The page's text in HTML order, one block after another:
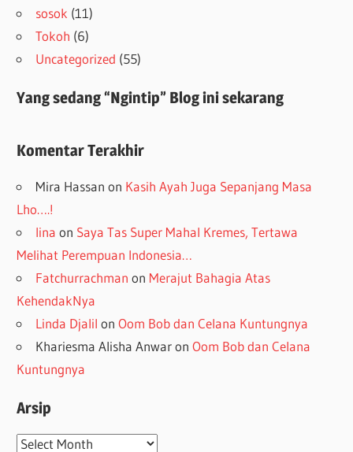
sosok (11)
Tokoh (6)
Uncategorized (55)
Yang sedang “Ngintip” Blog ini sekarang
Komentar Terakhir
Mira Hassan on Kasih Ayah Juga Sepanjang Masa
Lho….!
lina on Saya Tas Super Mahal Kremes, Tertawa
Melihat Perempuan Indonesia…
Fatchurrachman on Merajut Bahagia Atas
KehendakNya
Linda Djalil onOom Bob dan Celana Kuntungnya
Khariesma Alisha AnwaronOom Bob dan Celana
Kuntungnya
Arsip
Arsip